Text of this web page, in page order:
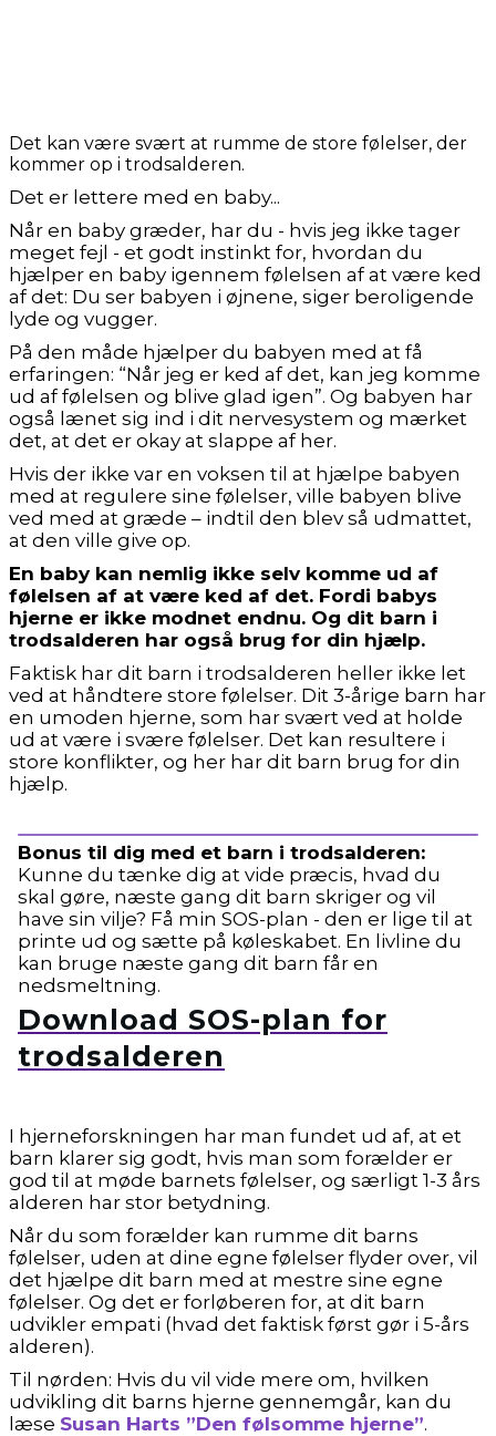
Det kan være svært at rumme de store følelser, der
kommer op i trodsalderen.
Det er lettere med en baby...
Når en baby græder, har du - hvis jeg ikke tager
meget fejl - et godt instinkt for, hvordan du
hjælper en baby igennem følelsen af at være ked
af det: Du ser babyen i øjnene, siger beroligende
lyde og vugger.
På den måde hjælper du babyen med at få
erfaringen: “Når jeg er ked af det, kan jeg komme
ud af følelsen og blive glad igen”. Og babyen har
også lænet sig ind i dit nervesystem og mærket
det, at det er okay at slappe af her.
Hvis der ikke var en voksen til at hjælpe babyen
med at regulere sine følelser, ville babyen blive
ved med at græde – indtil den blev så udmattet,
at den ville give op.
En baby kan nemlig ikke selv komme ud af
følelsen af at være ked af det. Fordi babys
hjerne er ikke modnet endnu. Og dit barn i
trodsalderen har også brug for din hjælp.
Faktisk har dit barn i trodsalderen heller ikke let
ved at håndtere store følelser. Dit 3-årige barn har
en umoden hjerne, som har svært ved at holde
ud at være i svære følelser. Det kan resultere i
store konflikter, og her har dit barn brug for din
hjælp.
Bonus til dig med et barn i trodsalderen:
Kunne du tænke dig at vide præcis, hvad du
skal gøre, næste gang dit barn skriger og vil
have sin vilje? Få min SOS-plan - den er lige til at
printe ud og sætte på køleskabet. En livline du
kan bruge næste gang dit barn får en
nedsmeltning.
Download SOS-plan for
trodsalderen
I hjerneforskningen har man fundet ud af, at et
barn klarer sig godt, hvis man som forælder er
god til at møde barnets følelser, og særligt 1-3 års
alderen har stor betydning.
Når du som forælder kan rumme dit barns
følelser, uden at dine egne følelser flyder over, vil
det hjælpe dit barn med at mestre sine egne
følelser. Og det er forløberen for, at dit barn
udvikler empati (hvad det faktisk først gør i 5-års
alderen).
Til nørden: Hvis du vil vide mere om, hvilken
udvikling dit barns hjerne gennemgår, kan du
læse Susan Harts ”Den følsomme hjerne”.